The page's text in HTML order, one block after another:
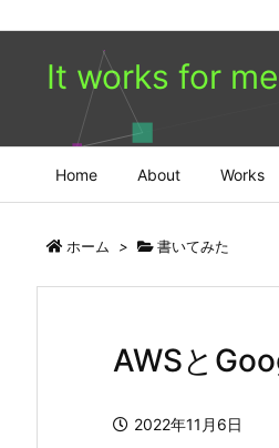
It works for me
Home About Works
ホーム > 書いてみた
AWSと
2022年11月6日